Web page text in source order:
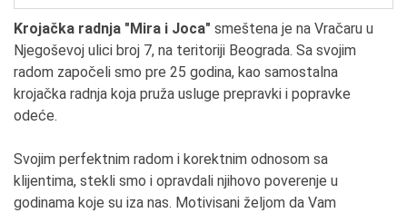
Krojačka radnja "Mira i Joca" smeštena je na Vračaru u
Njegoševoj ulici broj 7, na teritoriji Beograda. Sa svojim
radom započeli smo pre 25 godina, kao samostalna
krojačka radnja koja pruža usluge prepravki i popravke
odeće.
Svojim perfektnim radom i korektnim odnosom sa
klijentima, stekli smo i opravdali njihovo poverenje u
godinama koje su iza nas. Motivisani željom da Vam